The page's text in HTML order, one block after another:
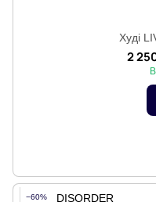
Худі
2
−60%